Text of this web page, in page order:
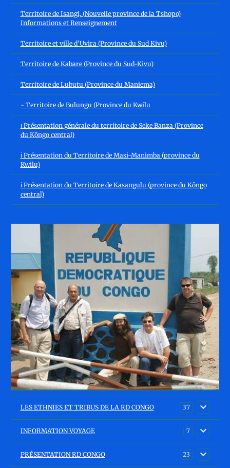
Territoire de Isangi, (Nouvelle province de la Tshopo)
Informations et Renseignement
Territoire et ville d'Uvira (Province du Sud Kivu)
Territoire de Kabare (Province du Sud-Kivu)
Territoire de Lubutu (Province du Maniema)
- Territoire de Bulungu (Province du Kwilu
ℹ️ Présentation générale du territoire de Seke Banza (Province
du Kôngo central)
ℹ️ Présentation du Territoire de Masi-Manimba (province du
Kwilu)
ℹ️ Présentation du Territoire de Kasangulu (province du Kôngo
central)
LES ETHNIES ET TRIBUS DE LA RD CONGO 37
INFORMATION VOYAGE 7
PRÉSENTATION RD CONGO 23